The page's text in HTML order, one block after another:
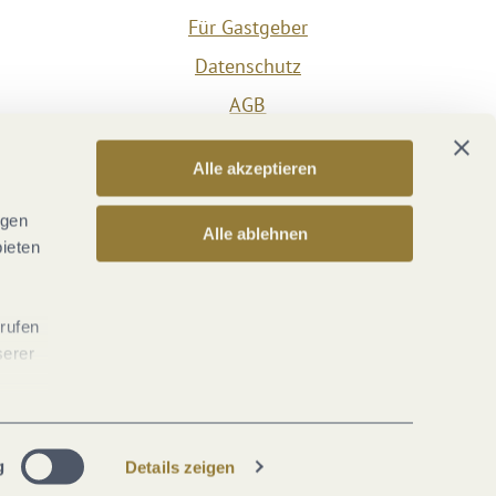
Details zeigen
Alle akzeptieren
Alle ablehnen
Für Gastgeber
Datenschutz
AGB
Impressum
Barrierefreiheit
Vertrag widerrufen
Versicherungsvertrag widerrufen